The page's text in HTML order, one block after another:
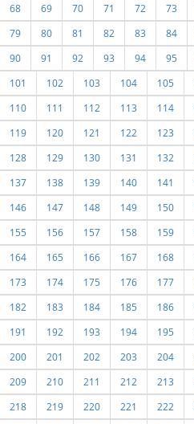
68
69 70 71 72 73
79
80 81 82 83 84
90
91 92 93 94 95
101
102 103 104 105
110
111 112 113 114
119
120 121 122 123
128
129 130 131 132
137
138 139 140 141
146
147 148 149 150
155
156 157 158 159
164
165 166 167 168
173
174 175 176 177
182
183 184 185 186
191
192 193 194 195
200
201 202 203 204
209
210 211 212 213
218
219 220 221 222